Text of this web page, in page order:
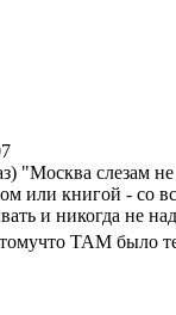
"Москва слезам
или книгой - со
и никогда не
ТАМ было